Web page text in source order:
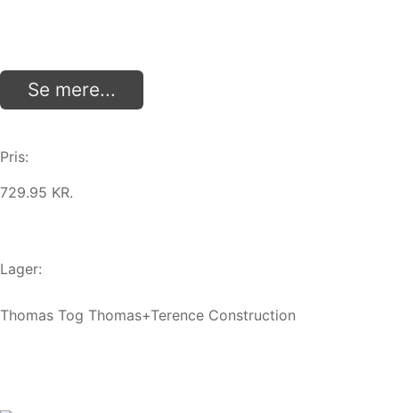
Se mere...
Pris:
729.95 KR.
Lager:
Thomas Tog Thomas+Terence Construction